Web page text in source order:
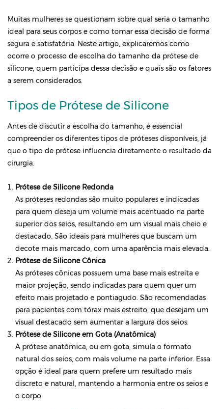
Muitas mulheres se questionam sobre qual seria o tamanho
ideal para seus corpos e como tomar essa decisão de forma
segura e satisfatória. Neste artigo, explicaremos como
ocorre o processo de escolha do tamanho da prótese de
silicone, quem participa dessa decisão e quais são os fatores
a serem considerados.
Tipos de Prótese de Silicone
Antes de discutir a escolha do tamanho, é essencial
compreender os diferentes tipos de próteses disponíveis, já
que o tipo de prótese influencia diretamente o resultado da
cirurgia.
Prótese de Silicone Redonda
As próteses redondas são muito populares e indicadas
para quem deseja um volume mais acentuado na parte
superior dos seios, resultando em um visual mais cheio e
destacado. São ideais para mulheres que buscam um
decote mais marcado, com uma aparência mais elevada.
Prótese de Silicone Cônica
As próteses cônicas possuem uma base mais estreita e
maior projeção, sendo indicadas para quem quer um
efeito mais projetado e pontiagudo. São recomendadas
para pacientes com tórax mais estreito, que desejam um
visual destacado sem aumentar a largura dos seios.
Prótese de Silicone em Gota (Anatômica)
A prótese anatômica, ou em gota, simula o formato
natural dos seios, com mais volume na parte inferior. Essa
opção é ideal para quem prefere um resultado mais
discreto e natural, mantendo a harmonia entre os seios e
o corpo.